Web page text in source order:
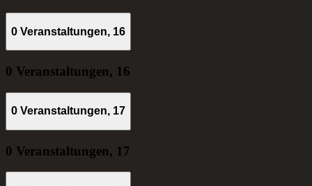
0 Veranstaltungen, 16
0 Veranstaltungen, 16
0 Veranstaltungen, 17
0 Veranstaltungen, 17